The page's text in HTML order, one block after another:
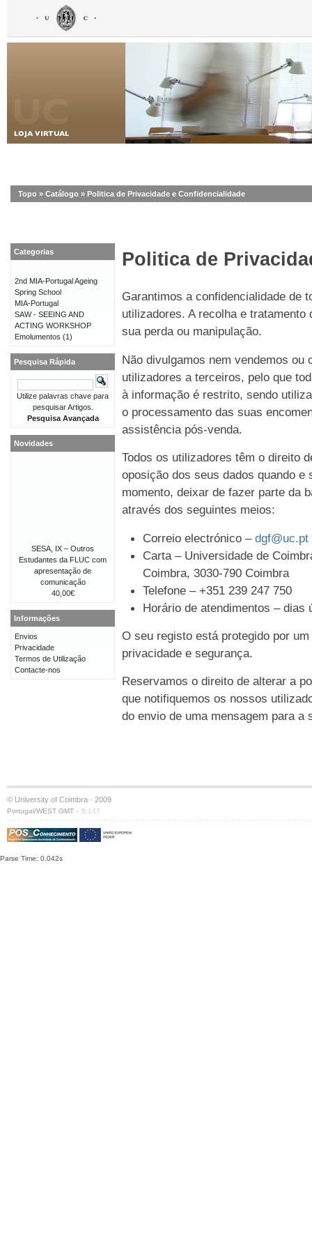
Topo » Catálogo » Politica de Privacidade e Confidencialidade
Politica de
Garantimos a confidencialidade de
utilizadores. A recolha e
sua perda ou manipulação.
Não divulgamos nem vendemos
utilizadores a terceiros, pelo que
à informação é restrito, sendo
o processamento das suas
assistência pós-venda.
Todos os utilizadores têm o direito
oposição dos seus dados quando e
momento, deixar de fazer parte da
através dos seguintes meios:
Correio electrónico – dgf@uc.pt
Carta – Universidade de
Coimbra, 3030-790 Coimbra
Telefone – +351 239 247 750
Horário de atendimentos – dias
O seu registo está protegido por
privacidade e segurança.
Reservamos o direito de alterar a
que notifiquemos os nossos
do envio de uma mensagem para
Categorias
2nd MIA-Portugal Ageing
Spring School
MIA-Portugal
SAW - SEEING AND
ACTING WORKSHOP
Emolumentos (1)
Pesquisa Rápida
Utilize palavras chave para
pesquisar Artigos.
Pesquisa Avançada
Novidades
SESA, IX – Outros
Estudantes da FLUC com
apresentação de
comunicação
40,00€
Informações
Envios
Privacidade
Termos de Utilização
Contacte-nos
© University of Coimbra · 2009
Portugal/WEST GMT · S:147
Parse Time: 0.042s